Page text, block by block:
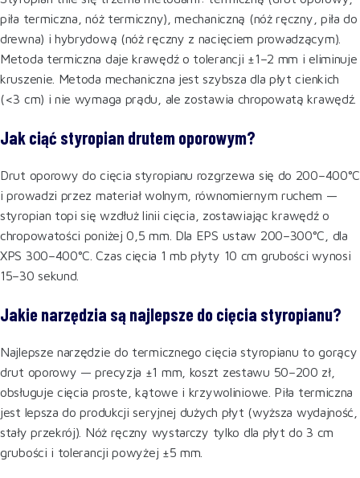
piła termiczna, nóż termiczny), mechaniczną (nóż ręczny, piła do
drewna) i hybrydową (nóż ręczny z nacięciem prowadzącym).
Metoda termiczna daje krawędź o tolerancji ±1–2 mm i eliminuje
kruszenie. Metoda mechaniczna jest szybsza dla płyt cienkich
(<3 cm) i nie wymaga prądu, ale zostawia chropowatą krawędź.
Jak ciąć styropian drutem oporowym?
Drut oporowy do cięcia styropianu rozgrzewa się do 200–400°C
i prowadzi przez materiał wolnym, równomiernym ruchem —
styropian topi się wzdłuż linii cięcia, zostawiając krawędź o
chropowatości poniżej 0,5 mm. Dla EPS ustaw 200–300°C, dla
XPS 300–400°C. Czas cięcia 1 mb płyty 10 cm grubości wynosi
15–30 sekund.
Jakie narzędzia są najlepsze do cięcia styropianu?
Najlepsze narzędzie do termicznego cięcia styropianu to gorący
drut oporowy — precyzja ±1 mm, koszt zestawu 50–200 zł,
obsługuje cięcia proste, kątowe i krzywoliniowe. Piła termiczna
jest lepsza do produkcji seryjnej dużych płyt (wyższa wydajność,
stały przekrój). Nóż ręczny wystarczy tylko dla płyt do 3 cm
grubości i tolerancji powyżej ±5 mm.